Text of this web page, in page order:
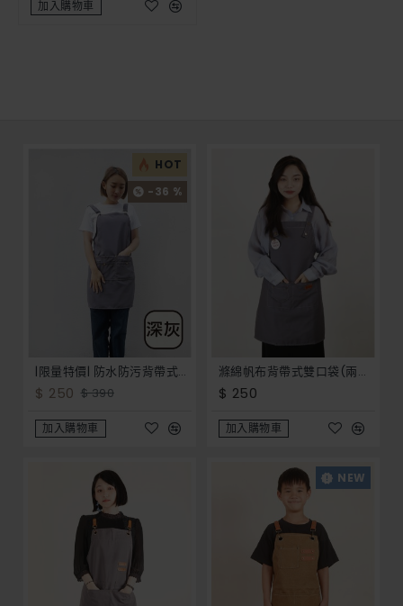
加入購物車
HOT
-36 %
|限量特價| 防水防污背帶式四口袋圍裙-8色
$ 250 $ 390
加入購物車
滌綿帆布背帶式雙口袋(兩釦小口袋)圍裙-灰色
$ 250
加入購物車
NEW